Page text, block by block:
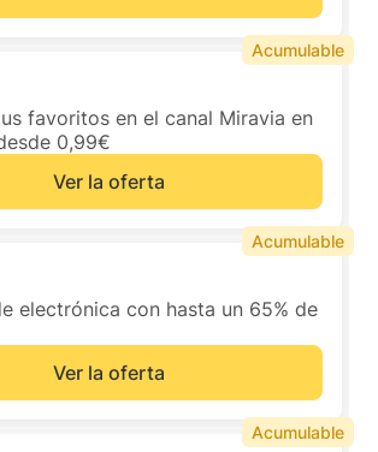
favoritos en el canal Miravia en
0,99€
Ver la oferta
Acumulable
electrónica con hasta un 65% de
Ver la oferta
Acumulable
Acumulable